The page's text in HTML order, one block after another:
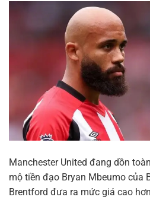
Manchester United đang dồn
mộ tiền đạo Bryan Mbeumo của
Brentford đưa ra mức giá cao